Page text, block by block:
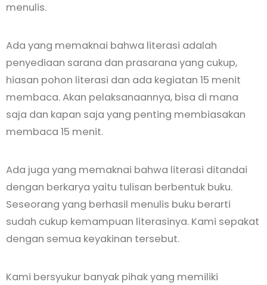
menulis.
Ada yang memaknai bahwa literasi adalah
penyediaan sarana dan prasarana yang cukup,
hiasan pohon literasi dan ada kegiatan 15 menit
membaca. Akan pelaksanaannya, bisa di mana
saja dan kapan saja yang penting membiasakan
membaca 15 menit.
Ada juga yang memaknai bahwa literasi ditandai
dengan berkarya yaitu tulisan berbentuk buku.
Seseorang yang berhasil menulis buku berarti
sudah cukup kemampuan literasinya. Kami sepakat
dengan semua keyakinan tersebut.
Kami bersyukur banyak pihak yang memiliki